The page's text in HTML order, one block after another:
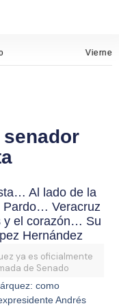
senador
Al lado de la
Pardo… Veracruz
y el corazón… Su
Hernández
ya es oficialmente
de Senado
como
Andrés